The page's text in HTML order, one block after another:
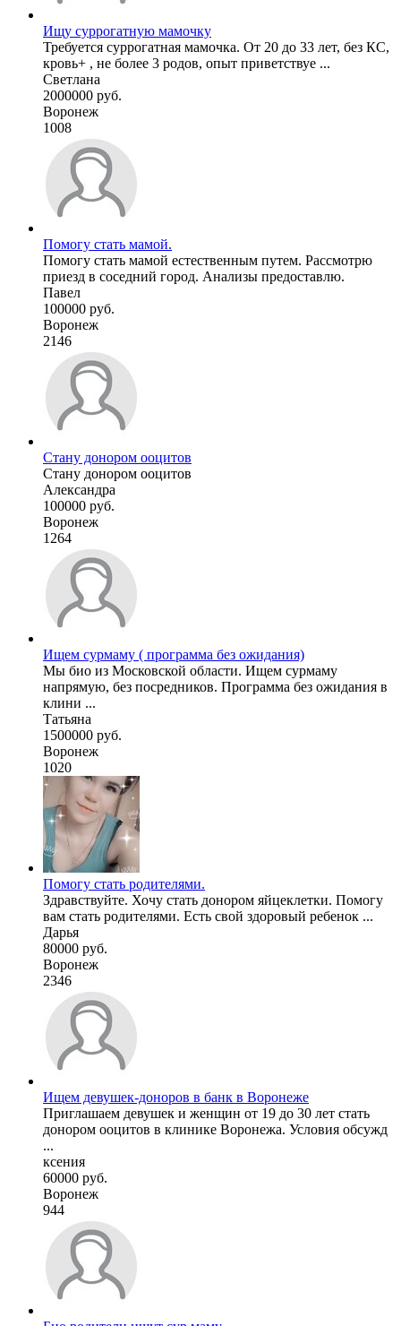
Ищу суррогатную мамочку
Требуется суррогатная мамочка. От 20 до 33 лет, без КС,
кровь+ , не более 3 родов, опыт приветствуе ...
Светлана
2000000 руб.
Воронеж
1008
Помогу стать мамой.
Помогу стать мамой естественным путем. Рассмотрю
приезд в соседний город. Анализы предоставлю.
Павел
100000 руб.
Воронеж
2146
Стану донором ооцитов
Стану донором ооцитов
Александра
100000 руб.
Воронеж
1264
Ищем сурмаму ( программа без ожидания)
Мы био из Московской области. Ищем сурмаму
напрямую, без посредников. Программа без ожидания в
клини ...
Татьяна
1500000 руб.
Воронеж
1020
Помогу стать родителями.
Здравствуйте. Хочу стать донором яйцеклетки. Помогу
вам стать родителями. Есть свой здоровый ребенок ...
Дарья
80000 руб.
Воронеж
2346
Ищем девушек-доноров в банк в Воронеже
Приглашаем девушек и женщин от 19 до 30 лет стать
донором ооцитов в клинике Воронежа. Условия обсужд
...
ксения
60000 руб.
Воронеж
944